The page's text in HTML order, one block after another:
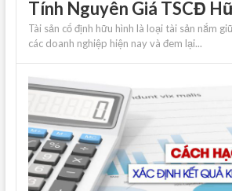
Tính Nguyên Giá TSCĐ
Tài sản cố định hữu hình là loại tài sản nắm
các doanh nghiệp hiện nay và đem lại...